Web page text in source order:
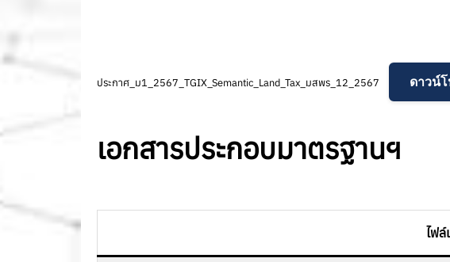
ประกาศ_ม1_2567_TGIX_Semantic_Land_Tax_มสพร_12_2567 ดาวน์
เอกสารประกอบมาตรฐานฯ
ไฟล์